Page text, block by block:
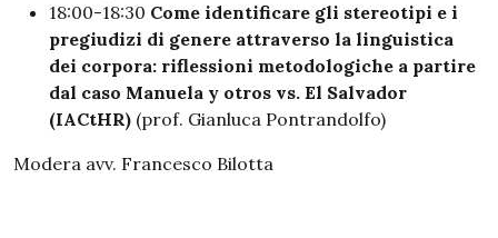
18:00-18:30 Come identificare gli stereotipi e i
pregiudizi di genere attraverso la linguistica
dei corpora: riflessioni metodologiche a partire
dal caso Manuela y otros vs. El Salvador
(IACtHR) (prof. Gianluca Pontrandolfo)
Modera avv. Francesco Bilotta